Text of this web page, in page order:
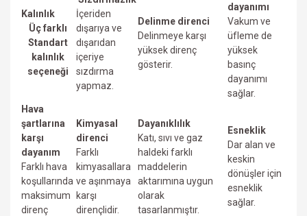
Kalınlık
Üç farklı
Standart
kalınlık
seçeneği
İçeriden
dışarıya ve
dışarıdan
içeriye
sızdırma
yapmaz.
Delinme direnci
Delinmeye karşı
yüksek direnç
gösterir.
dayanımı
Vakum ve
üfIeme de
yüksek
basınç
dayanımı
sağlar.
Hava
şartlarına
karşı
dayanım
Farklı hava
koşullarında
maksimum
direnç
Kimyasal
direnci
Farklı
kimyasallara
ve aşınmaya
karşı
dirençlidir.
Dayanıklılık
Katı, sıvı ve gaz
haldeki farklı
maddelerin
aktarımına uygun
olarak
tasarlanmıştır.
Esneklik
Dar alan ve
keskin
dönüşler için
esneklik
sağlar.